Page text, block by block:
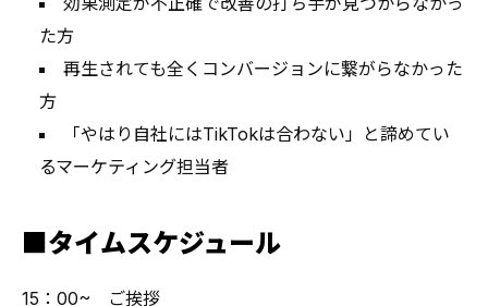
た方
再生されても全くコンバージョンに繋がらなかった
方
「やはり自社にはTikTokは合わない」と諦めてい
るマーケティング担当者
■タイムスケジュール
15：00~ ご挨拶